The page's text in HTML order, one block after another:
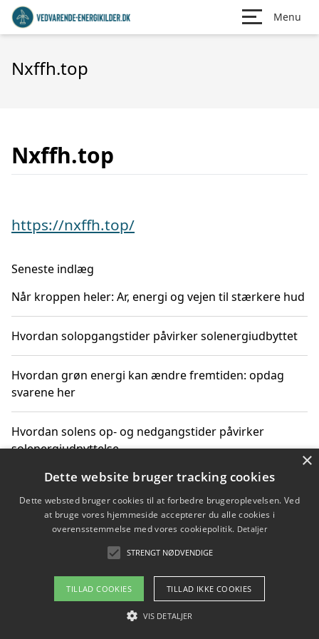
Menu
Nxffh.top
Nxffh.top
https://nxffh.top/
Seneste indlæg
Når kroppen heler: Ar, energi og vejen til stærkere hud
Hvordan solopgangstider påvirker solenergiudbyttet
Hvordan grøn energi kan ændre fremtiden: opdag
svarene her
Hvordan solens op- og nedgangstider påvirker
solenergiudnyttelse
Hvordan du får svar på energispørgsmål om
vedvarende energikilder
Om / kontakt
Blog Betingelser
×
Dette website bruger tracking cookies
Dette websted bruger cookies til at forbedre brugeroplevelsen. Ved
at bruge vores hjemmeside accepterer du alle cookies i
overensstemmelse med vores cookiepolitik. Detaljer
STRENGT NØDVENDIGE
TILLAD COOKIES TILLAD IKKE COOKIES
VIS DETALJER